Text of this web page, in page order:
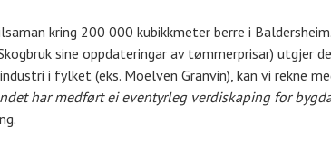
kring 200 000 kubikkmeter berre i
sine oppdateringar av tømmerprisar) utgjer
i fylket (eks. Moelven Granvin), kan vi rekne
har medført ei eventyrleg verdiskaping for